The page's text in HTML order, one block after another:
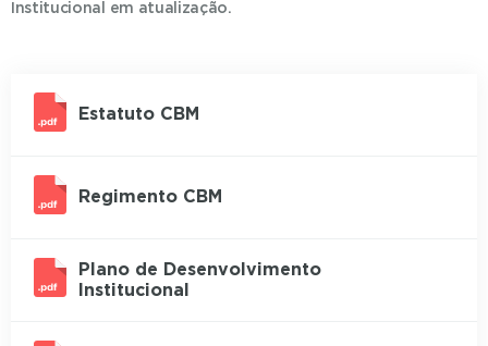
Institucional em atualização.
Estatuto CBM
Regimento CBM
Plano de Desenvolvimento
Institucional